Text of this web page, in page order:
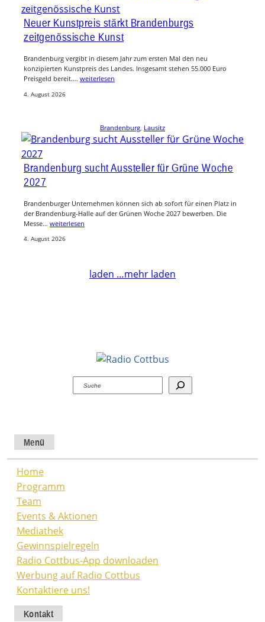
Neuer Kunstpreis stärkt Brandenburgs
zeitgenössische Kunst
Brandenburg vergibt in diesem Jahr zum ersten Mal den neu
konzipierten Kunstpreis des Landes. Insgesamt stehen 55.000 Euro
Preisgeld bereit.… weiterlesen
4. August 2026
Brandenburg Lausitz
Brandenburg sucht Aussteller für Grüne Woche
2027
Brandenburger Unternehmen können sich ab sofort für einen Platz in
der Brandenburg-Halle auf der Grünen Woche 2027 bewerben. Die
Messe… weiterlesen
4. August 2026
laden …mehr laden
Suchen
Menü
Home
Programm
Team
Events & Aktionen
Mediathek
Gewinnspielregeln
Radio Cottbus-App downloaden
Werbung auf Radio Cottbus
Kontaktiere uns!
Kontakt